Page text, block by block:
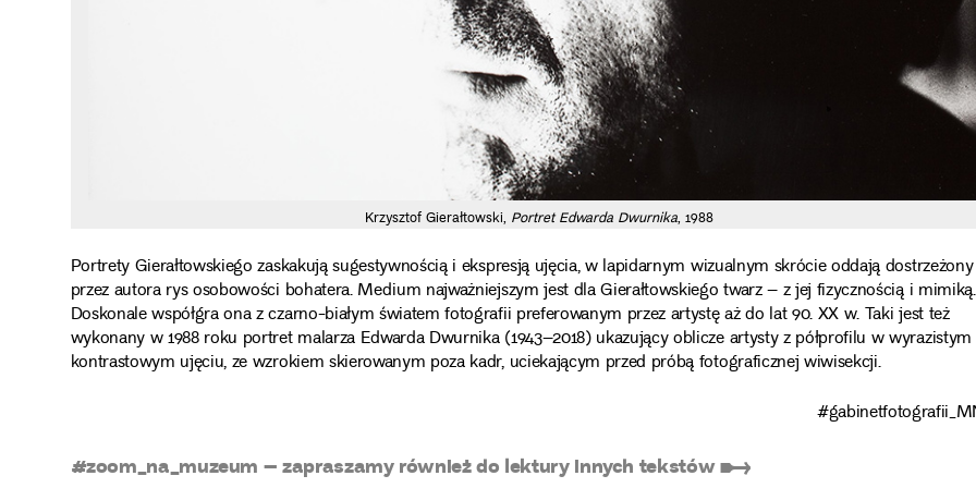
Krzysztof Gierałtowski, Portret Edwarda Dwurnika, 1988
Portrety Gierałtowskiego zaskakują sugestywnością i ekspresją ujęcia, w lapidarnym wizualnym skrócie oddają dostrzeżony
przez autora rys osobowości bohatera. Medium najważniejszym jest dla Gierałtowskiego twarz – z jej fizycznością i mimiką.
Doskonale współgra ona z czarno-białym światem fotografii preferowanym przez artystę aż do lat 90. XX w. Taki jest też
wykonany w 1988 roku portret malarza Edwarda Dwurnika (1943–2018) ukazujący oblicze artysty z półprofilu w wyrazistym
kontrastowym ujęciu, ze wzrokiem skierowanym poza kadr, uciekającym przed próbą fotograficznej wiwisekcji.
#zoom_na_muzeum – zapraszamy również do lektury innych tekstów ➸